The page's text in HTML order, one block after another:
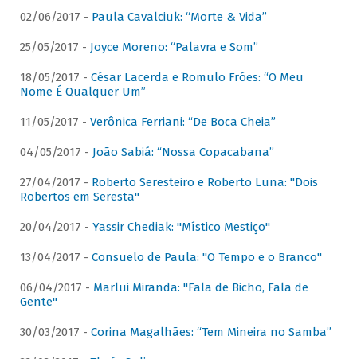
02/06/2017 - Paula Cavalciuk: “Morte & Vida”
25/05/2017 - Joyce Moreno: “Palavra e Som”
18/05/2017 - César Lacerda e Romulo Fróes: “O Meu
Nome É Qualquer Um”
11/05/2017 - Verônica Ferriani: “De Boca Cheia”
04/05/2017 - João Sabiá: “Nossa Copacabana”
27/04/2017 - Roberto Seresteiro e Roberto Luna: "Dois
Robertos em Seresta"
20/04/2017 - Yassir Chediak: "Místico Mestiço"
13/04/2017 - Consuelo de Paula: "O Tempo e o Branco"
06/04/2017 - Marlui Miranda: "Fala de Bicho, Fala de
Gente"
30/03/2017 - Corina Magalhães: “Tem Mineira no Samba”